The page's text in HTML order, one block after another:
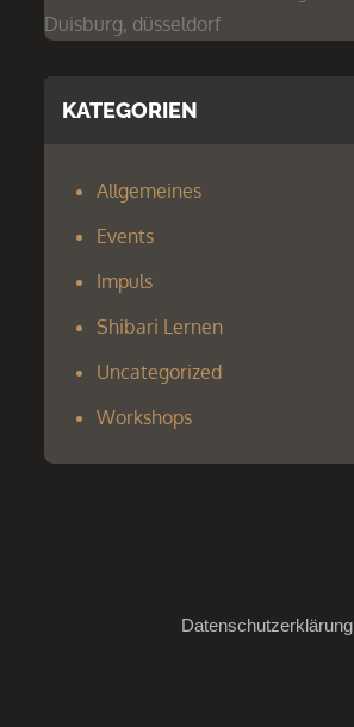
KATEGORIEN
Allgemeines
Events
Impuls
Shibari Lernen
Uncategorized
Workshops
Datenschutzerklärung